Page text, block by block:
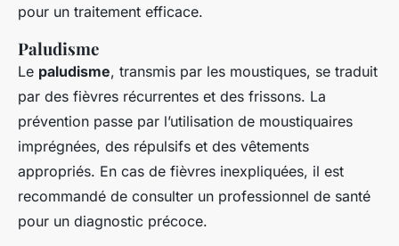
pour un traitement efficace.
Paludisme
Le paludisme, transmis par les moustiques, se traduit
par des fièvres récurrentes et des frissons. La
prévention passe par l’utilisation de moustiquaires
imprégnées, des répulsifs et des vêtements
appropriés. En cas de fièvres inexpliquées, il est
recommandé de consulter un professionnel de santé
pour un diagnostic précoce.